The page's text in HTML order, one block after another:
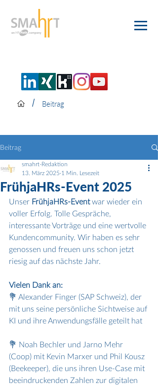
/ Beitrag
Beitrag
FrühjaHRs-Event 2025
smahrt-Redaktion
13. März 2025 1 Min. Lesezeit
Unser FrühjaHRs-Event war wieder ein
voller Erfolg. Tolle Gespräche,
interessante Vorträge und eine wertvolle
Kundencommunity. Wir haben es sehr
genossen und freuen uns schon jetzt
riesig auf das nächste Jahr.
Vielen Dank an:
💐 Alexander Finger (SAP Schweiz), der
mit uns seine persönliche Sichtweise auf
KI und ihre Anwendungsfälle geteilt hat
💐 Noah Bechler und Jarno Mehr
(Coop) mit Kevin Marxer und Phil Kousz
(Beekeeper), die uns ihren Use-Case mit
beeindruckenden Zahlen zur digitalen